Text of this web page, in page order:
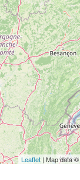
Leaflet | Map data ©